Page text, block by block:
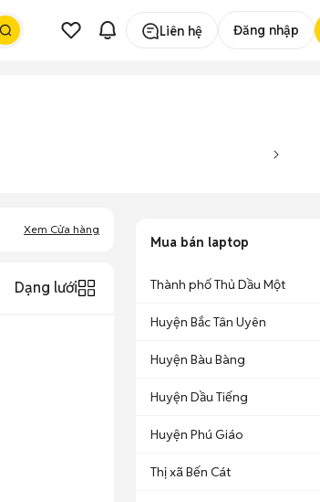
Liên hệ Đăng nhập
Xem Cửa hàng
Dạng lưới
Mua bán laptop
Thành phố Thủ Dầu Một
Huyện Bắc Tân Uyên
Huyện Bàu Bàng
Huyện Dầu Tiếng
Huyện Phú Giáo
Thị xã Bến Cát